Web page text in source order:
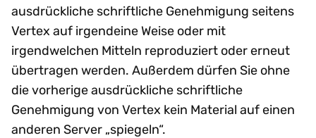
ausdrückliche schriftliche Genehmigung seitens
Vertex auf irgendeine Weise oder mit
irgendwelchen Mitteln reproduziert oder erneut
übertragen werden. Außerdem dürfen Sie ohne
die vorherige ausdrückliche schriftliche
Genehmigung von Vertex kein Material auf einen
anderen Server „spiegeln“.